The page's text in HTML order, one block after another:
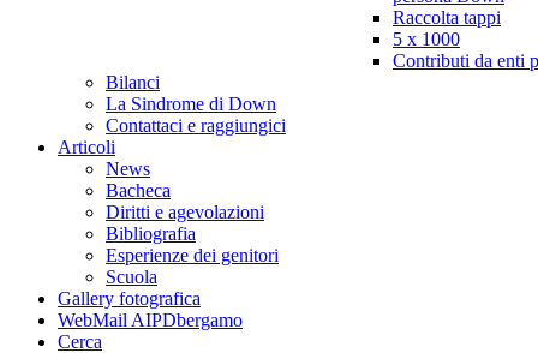
Raccolta tappi
5 x 1000
Contributi da enti
Bilanci
La Sindrome di Down
Contattaci e raggiungici
Articoli
News
Bacheca
Diritti e agevolazioni
Bibliografia
Esperienze dei genitori
Scuola
Gallery fotografica
WebMail AIPDbergamo
Cerca